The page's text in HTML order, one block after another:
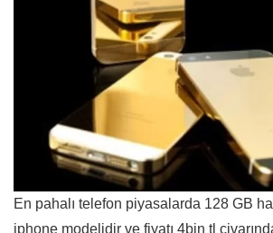
En pahalı telefon piyasalarda 128 GB
iphone modelidir ve fiyatı 4bin tl